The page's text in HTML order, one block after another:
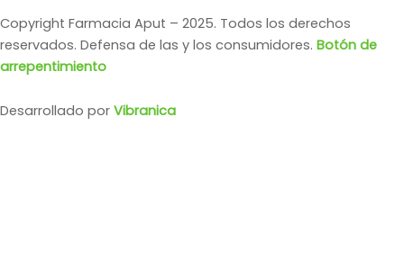
Copyright Farmacia Aput – 2025. Todos los derechos
reservados. Defensa de las y los consumidores. Botón de
arrepentimiento
Desarrollado por Vibranica